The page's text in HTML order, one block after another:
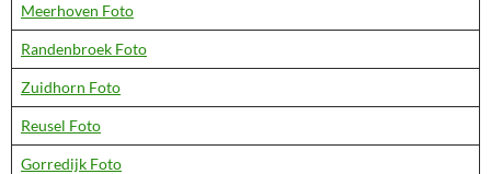
Meerhoven Foto
Randenbroek Foto
Zuidhorn Foto
Reusel Foto
Gorredijk Foto